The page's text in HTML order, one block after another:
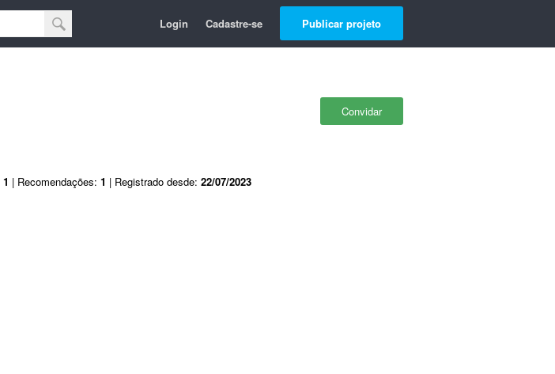
Login Cadastre-se Publicar projeto
Convidar
1 | Recomendações: 1 | Registrado desde: 22/07/2023